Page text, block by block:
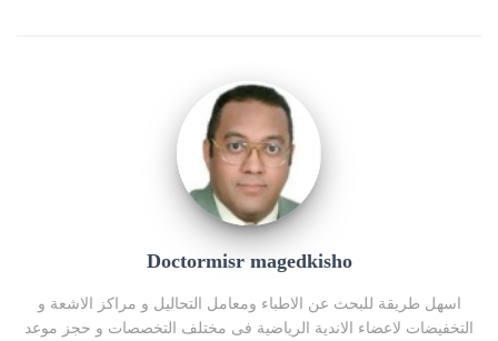
Doctormisr magedkisho
اسهل طريقة للبحث عن الاطباء ومعامل التحاليل و مراكز الاشعة و
التخفيضات لاعضاء الاندية الرياضية فى مختلف التخصصات و حجز موعد